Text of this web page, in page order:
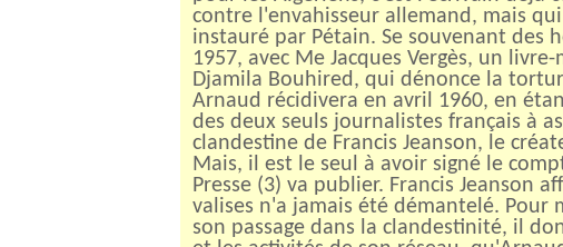
contre l'envahisseur allemand, mais
instauré par Pétain. Se souvenant des
1957, avec Me Jacques Vergès, un
Djamila Bouhired, qui dénonce la
Arnaud récidivera en avril 1960, en
des deux seuls journalistes français à
clandestine de Francis Jeanson, le
Mais, il est le seul à avoir signé le
Presse (3) va publier. Francis Jeanson
valises n'a jamais été démantelé.
son passage dans la clandestinité, il